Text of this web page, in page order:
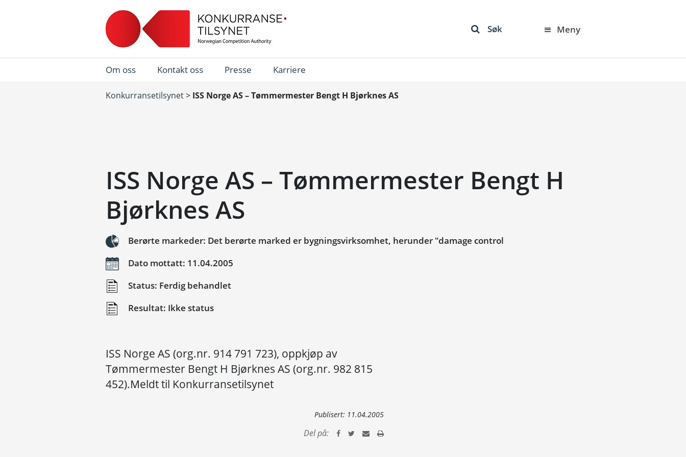
Søk Meny
Om oss Kontakt oss Presse Karriere
Konkurransetilsynet> ISS Norge AS – Tømmermester Bengt H Bjørknes AS
ISS Norge AS – Tømmermester Bengt H
Bjørknes AS
Berørte markeder: Det berørte marked er bygningsvirksomhet, herunder "damage control
Dato mottatt: 11.04.2005
Status: Ferdig behandlet
Resultat: Ikke status
ISS Norge AS (org.nr. 914 791 723), oppkjøp av
Tømmermester Bengt H Bjørknes AS (org.nr. 982 815
452).Meldt til Konkurransetilsynet
Publisert: 11.04.2005
Del på: